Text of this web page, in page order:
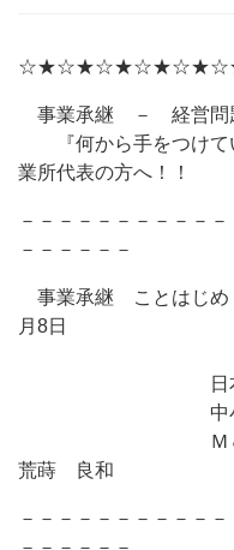
事業承継 － 経営問
『何から手をつけて
業所代表の方へ！！
－－－－－－－－－－
－－－－－－
事業承継 ことはじ
月8日
日本経営
中小企業活
Ｍ＆Ａス
荒蒔 良和
－－－－－－－－－－